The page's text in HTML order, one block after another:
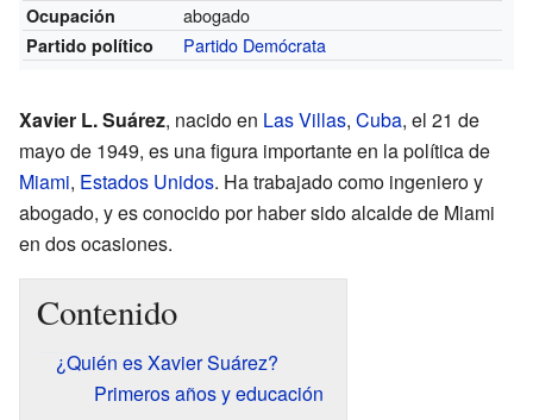
Ocupación
abogado
Partido político Partido Demócrata
Xavier L. Suárez, nacido en Las Villas, Cuba, el 21 de
mayo de 1949, es una figura importante en la política de
Miami, Estados Unidos. Ha trabajado como ingeniero y
abogado, y es conocido por haber sido alcalde de Miami
en dos ocasiones.
Contenido
¿Quién es Xavier Suárez?
Primeros años y educación